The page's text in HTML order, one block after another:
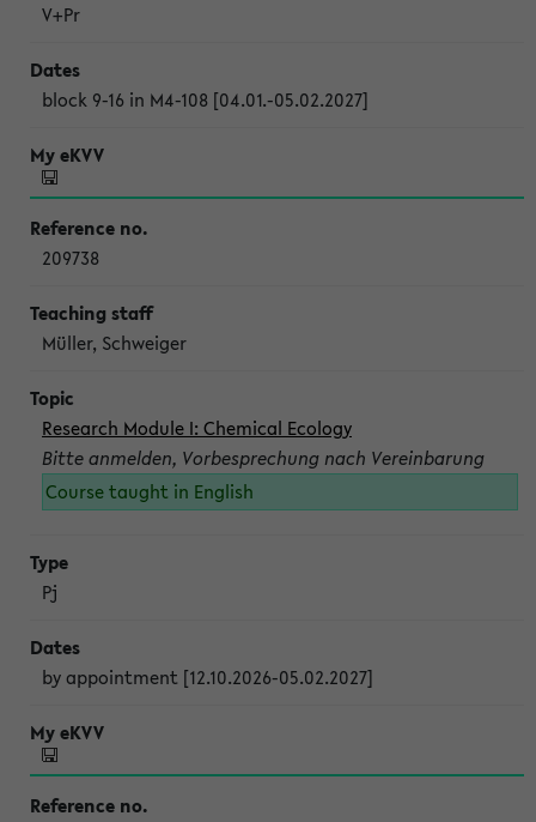
V+Pr
block 9-16 in M4-108 [04.01.-05.02.2027]
209738
Müller, Schweiger
Research Module I: Chemical Ecology
Bitte anmelden, Vorbesprechung nach Vereinbarung
Course taught in English
Pj
by appointment [12.10.2026-05.02.2027]